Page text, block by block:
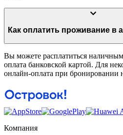
Вы можете расплатиться
оплата банковской картой. Для
онлайн-оплата при бронировании
Компания